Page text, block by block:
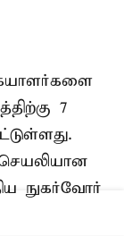
7
செயலியான
நுகர்வோர்